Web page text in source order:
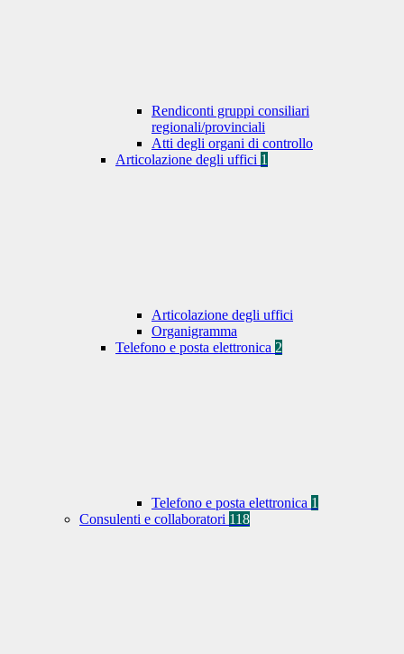
Rendiconti gruppi consiliari
regionali/provinciali
Atti degli organi di controllo
Articolazione degli uffici 1
Articolazione degli uffici
Organigramma
Telefono e posta elettronica 2
Telefono e posta elettronica 1
Consulenti e collaboratori 118